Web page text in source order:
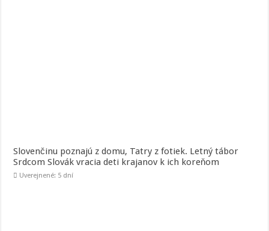
Slovenčinu poznajú z domu, Tatry z fotiek. Letný tábor
Srdcom Slovák vracia deti krajanov k ich koreňom
Uverejnené: 5 dní